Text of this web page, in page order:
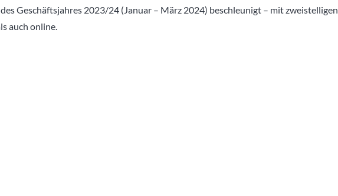
Geschäftsjahres 2023/24 (Januar – März 2024) beschleunigt – mit zweistelligen
auch online.